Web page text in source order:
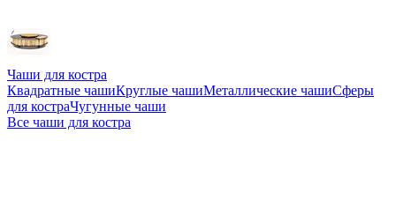
Чаши для костра
Квадратные чашиКруглые чашиМеталлические чашиСферы
для костраЧугунные чаши
Все чаши для костра